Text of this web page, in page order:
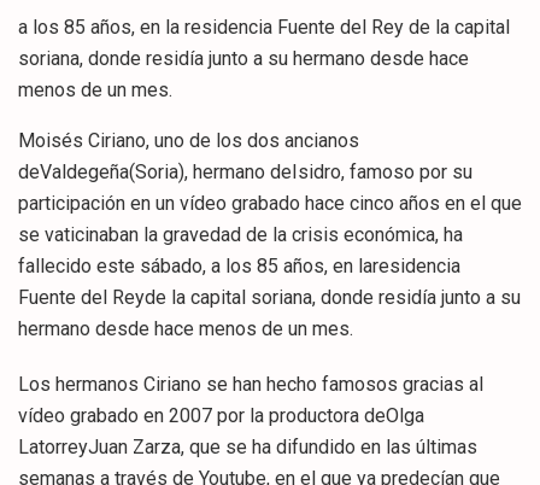
a los 85 años, en la residencia Fuente del Rey de la capital
soriana, donde residía junto a su hermano desde hace
menos de un mes.
Moisés Ciriano, uno de los dos ancianos
deValdegeña(Soria), hermano deIsidro, famoso por su
participación en un vídeo grabado hace cinco años en el que
se vaticinaban la gravedad de la crisis económica, ha
fallecido este sábado, a los 85 años, en laresidencia
Fuente del Reyde la capital soriana, donde residía junto a su
hermano desde hace menos de un mes.
Los hermanos Ciriano se han hecho famosos gracias al
vídeo grabado en 2007 por la productora deOlga
LatorreyJuan Zarza, que se ha difundido en las últimas
semanas a través de Youtube, en el que ya predecían que